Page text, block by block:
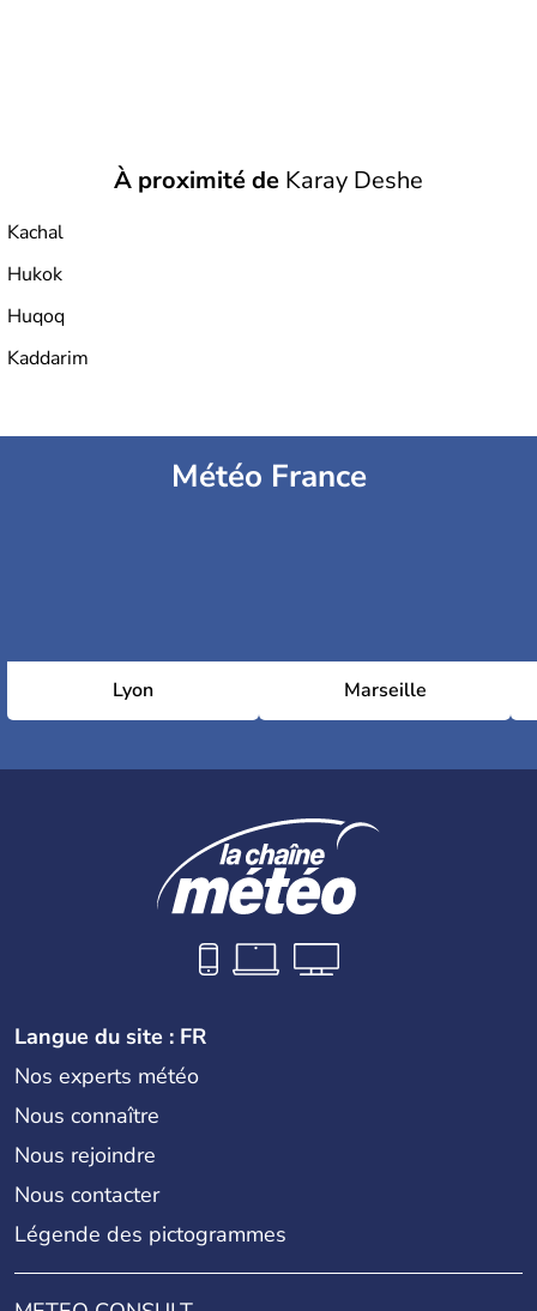
À proximité de Karay Deshe
Kachal
Hukok
Huqoq
Kaddarim
Météo France
Lyon Marseille
Langue du site : FR
Nos experts météo
Nous connaître
Nous rejoindre
Nous contacter
Légende des pictogrammes